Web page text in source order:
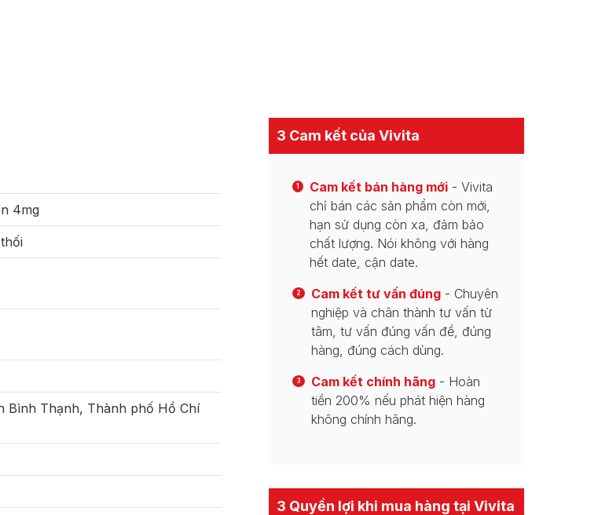
4mg
Bình Thạnh, Thành phố Hồ Chí
3 Cam kết của Vivita
1 Cam kết bán hàng mới - Vivita
chỉ bán các sản phẩm còn mới,
hạn sử dụng còn xa, đảm bảo
chất lượng. Nói không với hàng
hết date, cận date.
2 Cam kết tư vấn đúng - Chuyên
nghiệp và chân thành tư vấn từ
tâm, tư vấn đúng vấn đề, đúng
hàng, đúng cách dùng.
3 Cam kết chính hãng - Hoàn
tiền 200% nếu phát hiện hàng
không chính hãng.
3 Quyền lợi khi mua hàng tại Vivita